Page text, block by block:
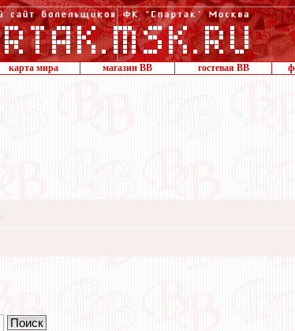
карта мира магазин ВВ гостевая ВВ